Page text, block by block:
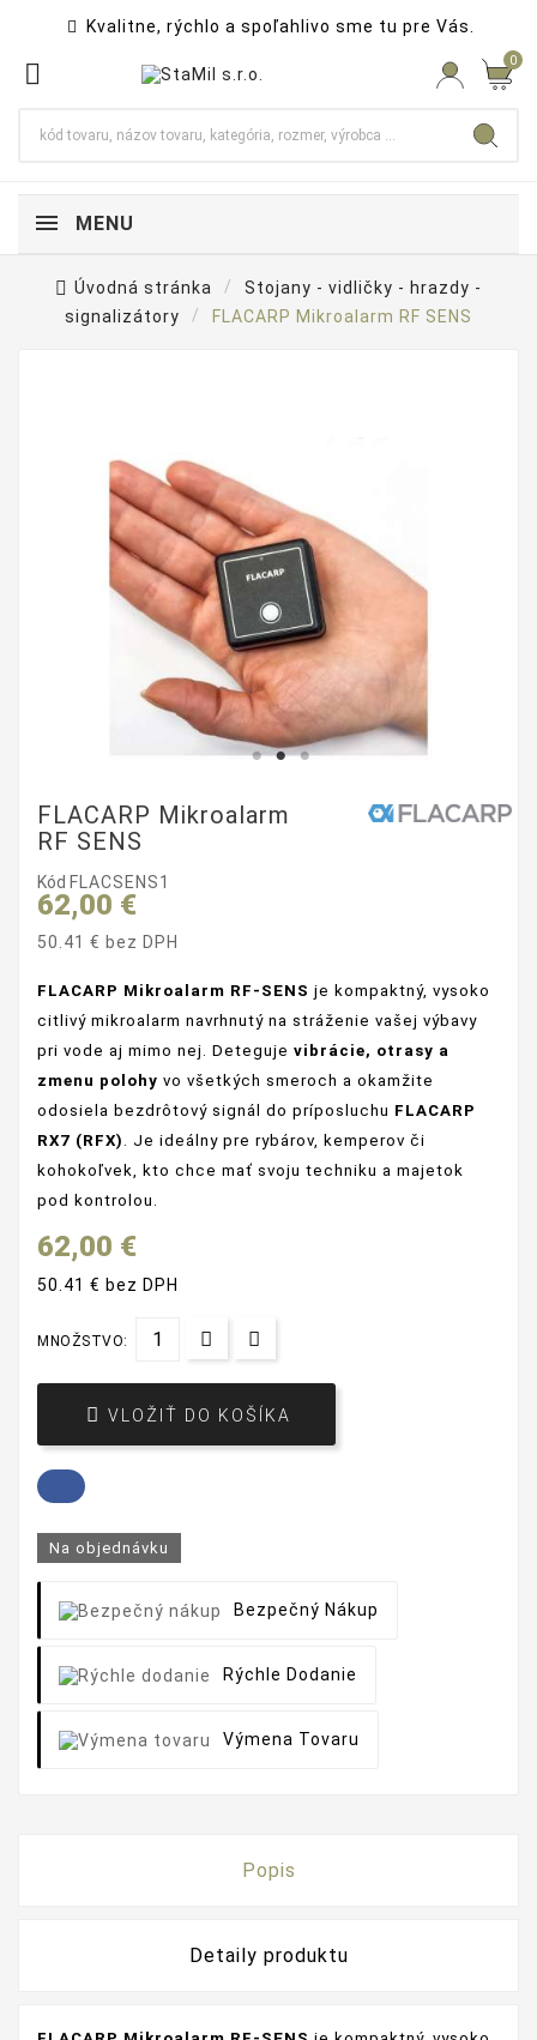
 Kvalitne, rýchlo a spoľahlivo sme tu pre Vás.
 0
MENU
Úvodná stránka
Stojany - vidličky - hrazdy -
signalizátory
FLACARP Mikroalarm RF SENS
FLACARP Mikroalarm
RF SENS
Kód FLACSENS1
62,00 €
50.41 € bez DPH
FLACARP Mikroalarm RF‑SENS je kompaktný, vysoko
citlivý mikroalarm navrhnutý na stráženie vašej výbavy
pri vode aj mimo nej. Deteguje vibrácie, otrasy a
zmenu polohy vo všetkých smeroch a okamžite
odosiela bezdrôtový signál do príposluchu FLACARP
RX7 (RFX) . Je ideálny pre rybárov, kemperov či
kohokoľvek, kto chce mať svoju techniku a majetok
pod kontrolou.
62,00 €
50.41 € bez DPH
MNOŽSTVO:
 VLOŽIŤ DO KOŠÍKA
Na objednávku
Bezpečný Nákup
Rýchle Dodanie
Výmena Tovaru
Popis
Detaily produktu